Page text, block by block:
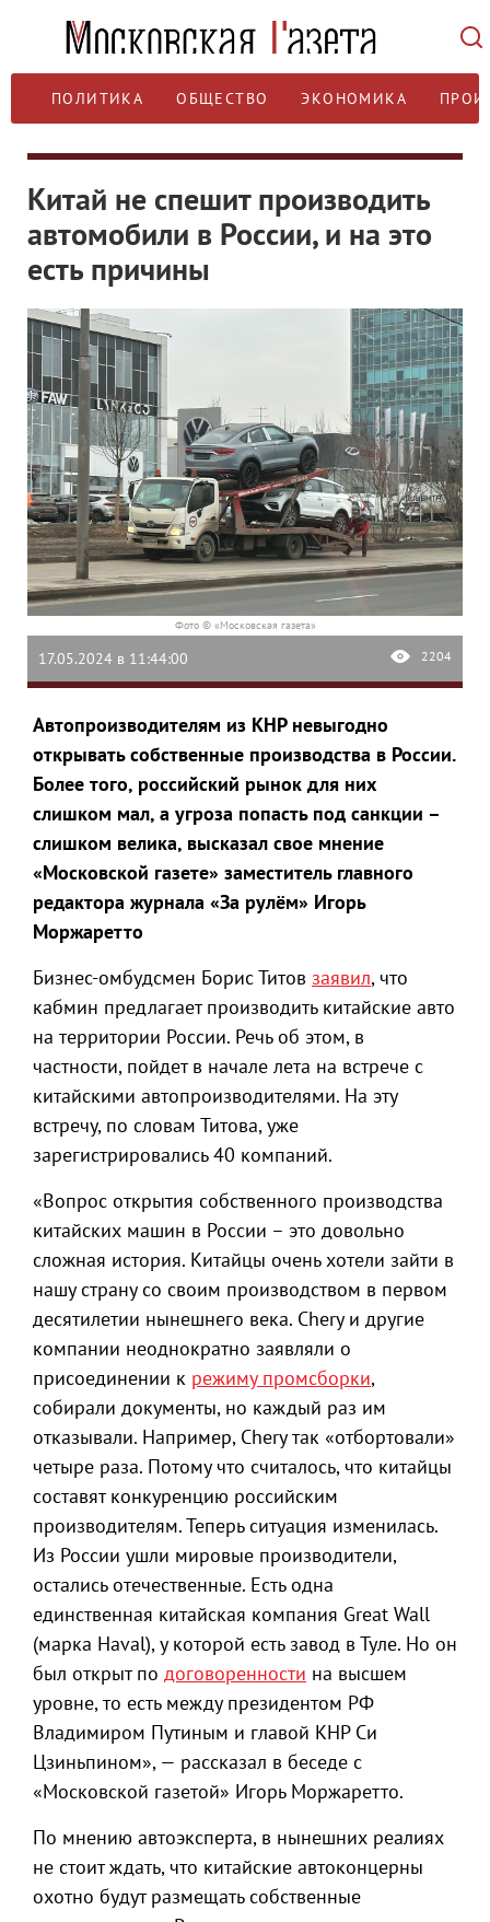
ПОЛИТИКА ОБЩЕСТВО ЭКОНОМИКА
Китай не спешит производить
автомобили в России, и на это
есть причины
Фото © «Московская газета»
17.05.2024 в 11:44:00 2204
Автопроизводителям из КНР невыгодно
открывать собственные производства в России.
Более того, российский рынок для них
слишком мал, а угроза попасть под санкции –
слишком велика, высказал свое мнение
«Московской газете» заместитель главного
редактора журнала «За рулём» Игорь
Моржаретто
Бизнес-омбудсмен Борис Титов заявил, что
кабмин предлагает производить китайские авто
на территории России. Речь об этом, в
частности, пойдет в начале лета на встрече с
китайскими автопроизводителями. На эту
встречу, по словам Титова, уже
зарегистрировались 40 компаний.
«Вопрос открытия собственного производства
китайских машин в России – это довольно
сложная история. Китайцы очень хотели зайти в
нашу страну со своим производством в первом
десятилетии нынешнего века. Chery и другие
компании неоднократно заявляли о
присоединении к режиму промсборки,
собирали документы, но каждый раз им
отказывали. Например, Chery так «отбортовали»
четыре раза. Потому что считалось, что китайцы
составят конкуренцию российским
производителям. Теперь ситуация изменилась.
Из России ушли мировые производители,
остались отечественные. Есть одна
единственная китайская компания Great Wall
(марка Haval), у которой есть завод в Туле. Но он
был открыт по договоренности на высшем
уровне, то есть между президентом РФ
Владимиром Путиным и главой КНР Си
Цзиньпином», — рассказал в беседе с
«Московской газетой» Игорь Моржаретто.
По мнению автоэксперта, в нынешних реалиях
не стоит ждать, что китайские автоконцерны
охотно будут размещать собственные